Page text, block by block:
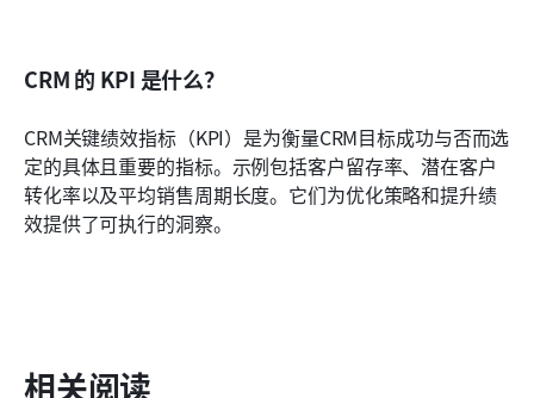
CRM 的 KPI 是什么？
CRM关键绩效指标（KPI）是为衡量CRM目标成功与否而选
定的具体且重要的指标。示例包括客户留存率、潜在客户
转化率以及平均销售周期长度。它们为优化策略和提升绩
效提供了可执行的洞察。
相关阅读